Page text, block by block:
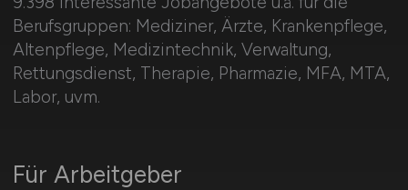
Berufsgruppen: Mediziner, Ärzte, Krankenpflege,
Altenpflege, Medizintechnik, Verwaltung,
Rettungsdienst, Therapie, Pharmazie, MFA, MTA,
Labor, uvm.
Für Arbeitgeber